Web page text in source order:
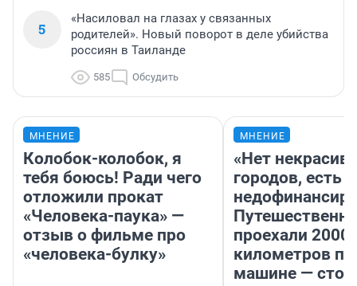
5
«Насиловал на глазах у связанных
родителей». Новый поворот в деле убийства
россиян в Таиланде
585 Обсудить
МНЕНИЕ
Колобок-колобок, я
тебя боюсь! Ради чего
отложили прокат
«Человека-паука» —
отзыв о фильме про
«человека-булку»
МНЕНИЕ
«Нет
городов, есть
проехали 2000
километров по
машине —